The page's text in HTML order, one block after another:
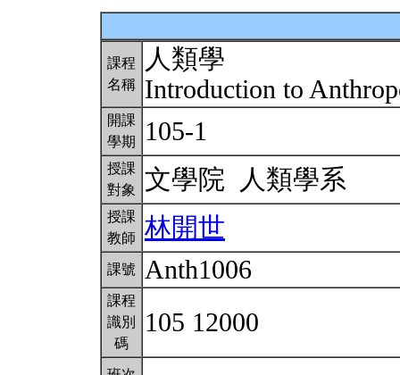
課程
名稱
人類學
Introduction to
開課
學期
105-1
授課
對象
文學院 人類學系
授課
教師
林開世
課號 Anth1006
課程
識別
碼
105 12000